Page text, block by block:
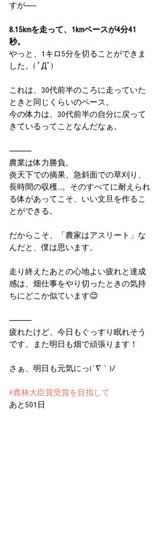
すが──
8.15kmを走って、1kmペースが4分41
秒。
やっと、1キロ5分を切ることができま
した。( ﾟДﾟ)
これは、30代前半のころに走っていた
ときと同じくらいのペース。
今の体力は、30代前半の自分に戻って
きているってことなんだなぁ。
⸻
農業は体力勝負。
炎天下での摘果、急斜面での草刈り、
長時間の収穫…。そのすべてに耐えられ
る体があってこそ、いい文旦を作るこ
とができる。
だからこそ、「農家はアスリート」な
んだと、僕は思います。
走り終えたあとの心地よい疲れと達成
感は、畑仕事をやり切ったときの気持
ちにどこか似ています😊
⸻
疲れたけど、今日もぐっすり眠れそう
です。また明日も畑で頑張ります！
さぁ、明日も元気にっ(´∇｀)ﾉ
#農林大臣賞受賞を目指して
あと501日